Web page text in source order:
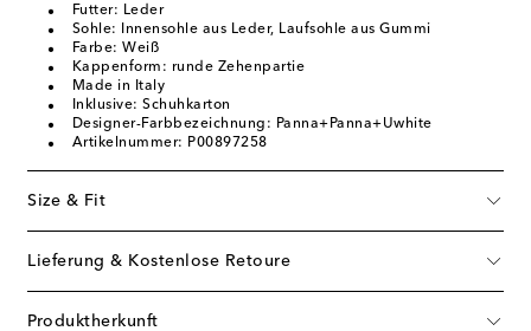
Futter: Leder
Sohle: Innensohle aus Leder, Laufsohle aus Gummi
Farbe: Weiß
Kappenform: runde Zehenpartie
Made in Italy
Inklusive: Schuhkarton
Designer-Farbbezeichnung: Panna+Panna+Uwhite
Artikelnummer: P00897258
Size & Fit
Lieferung & Kostenlose Retoure
Produktherkunft